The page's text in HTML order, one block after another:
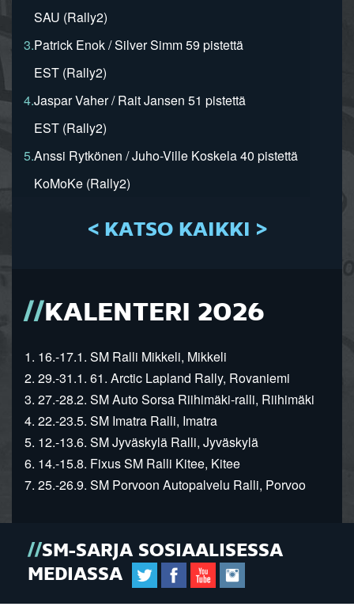
SAU (Rally2)
3.Patrick Enok / Silver Simm 59 pistettä
EST (Rally2)
4.Jaspar Vaher / Rait Jansen 51 pistettä
EST (Rally2)
5.Anssi Rytkönen / Juho-Ville Koskela 40 pistettä
KoMoKe (Rally2)
< KATSO KAIKKI >
KALENTERI 2026
1. 16.-17.1. SM Ralli Mikkeli, Mikkeli
2. 29.-31.1. 61. Arctic Lapland Rally, Rovaniemi
3. 27.-28.2. SM Auto Sorsa Riihimäki-ralli, Riihimäki
4. 22.-23.5. SM Imatra Ralli, Imatra
5. 12.-13.6. SM Jyväskylä Ralli, Jyväskylä
6. 14.-15.8. Fixus SM Ralli Kitee, Kitee
7. 25.-26.9. SM Porvoon Autopalvelu Ralli, Porvoo
SM-SARJA SOSIAALISESSA
MEDIASSA